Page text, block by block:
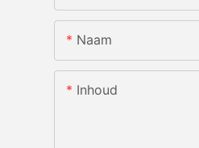
Naam
Inhoud